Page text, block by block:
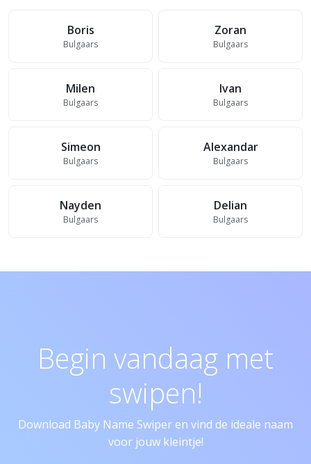
Boris
Bulgaars
Zoran
Bulgaars
Milen
Bulgaars
Ivan
Bulgaars
Simeon
Bulgaars
Alexandar
Bulgaars
Nayden
Bulgaars
Delian
Bulgaars
Begin vandaag met
swipen!
Download Baby Name Swiper en vind de ideale naam
voor jouw kleintje!